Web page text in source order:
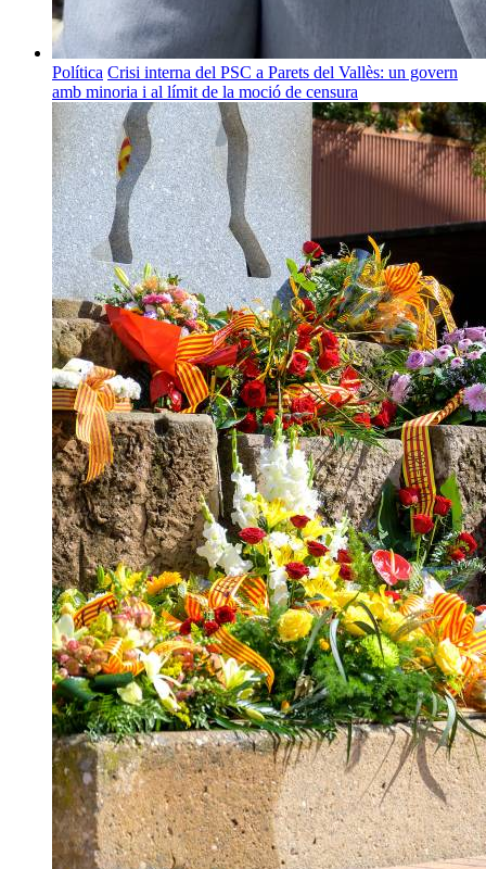
Política Crisi interna del PSC a Parets del Vallès: un govern
amb minoria i al límit de la moció de censura